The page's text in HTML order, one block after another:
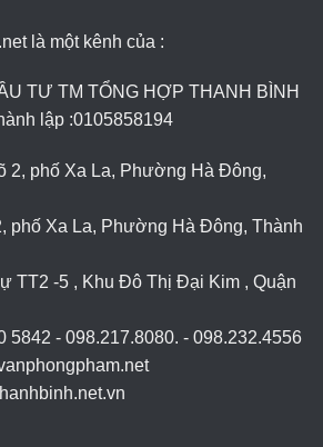
là một kênh của :
TƯ TM TỔNG HỢP THANH BÌNH
lập :0105858194
2, phố Xa La, Phường Hà Đông,
phố Xa La, Phường Hà Đông, Thành
TT2 -5 , Khu Đô Thị Đại Kim , Quận
5842 - 098.217.8080. - 098.232.4556